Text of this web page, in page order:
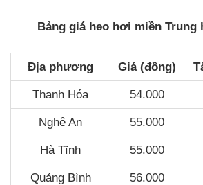
Bảng giá heo hơi miền Trung
Địa phương Giá (đồng)
Thanh Hóa 54.000
Nghệ An 55.000
Hà Tĩnh 55.000
Quảng Bình 56.000